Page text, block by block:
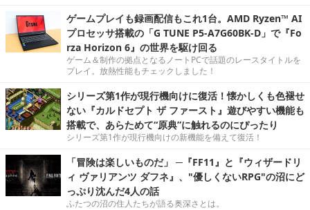
ゲームプレイも録画配信もこれ1台。AMD Ryzen™ AI
プロセッサ搭載の「G TUNE P5-A7G60BK-D」で『Fo
rza Horizon 6』の世界を駆け回る
ゲーム＆制作の拠点となるノートPCで話題のレースタイトルを
プレイ。放熱性能もチェックしました！
シリーズ第1作が現行機向けに復活！懐かしくも色褪せ
ない『カルドセプト ザ ファースト』遊びやすい機能も
搭載で、あらためて“原典”に触れるのにぴったり
シリーズ第1作が現行機向けの新機能を備えて復活！
「冒険は楽しいものだ」 ─『FF11』と『ウィザードリ
ィ ヴァリアンツ ダフネ』、"優しくないRPG"の沼にど
っぷり沈んだ4人の話
ふたつの沼の住人たちが語る奥深さとは。